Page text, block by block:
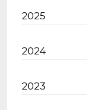
2025
2024
2023